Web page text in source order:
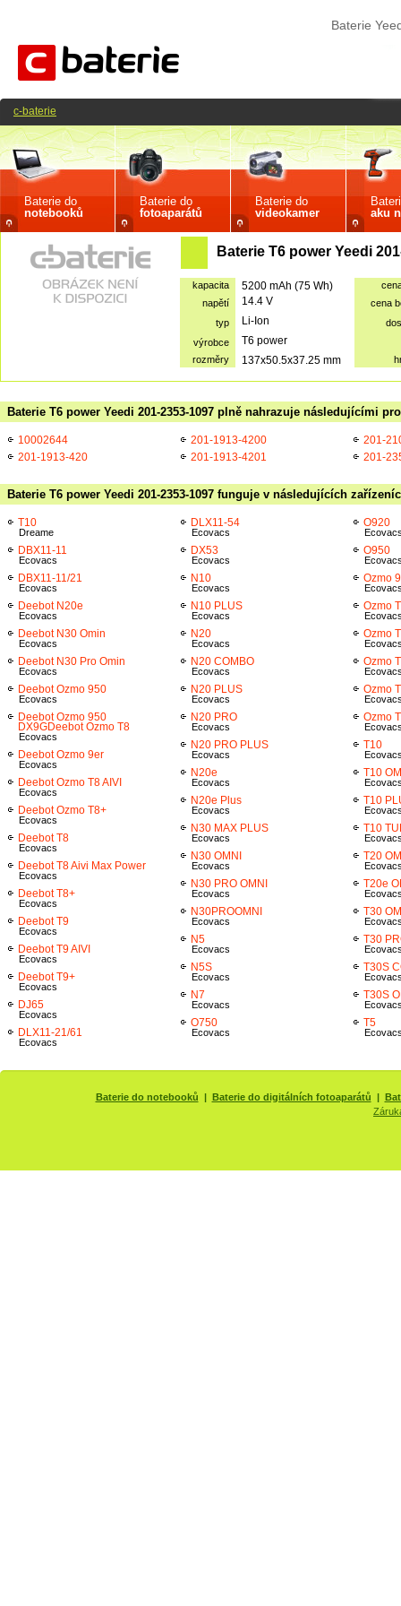
Baterie
Baterie do
notebooků
Baterie do
fotoaparátů
Baterie do
videokamer
aku
Baterie T6 power Yeedi
kapacita 5200 mAh (75 Wh)
napětí
14.4 V
cena
typ
Li-Ion
výrobce
T6 power
rozměry 137x50.5x37.25 mm
Baterie T6 power Yeedi 201-2353-1097 plně nahrazuje následujícími
10002644
201-1913-420
201-1913-4200
201-1913-4201
201-
201-
Baterie T6 power Yeedi 201-2353-1097 funguje v následujících
T10
Dreame
DBX11-11
Ecovacs
DBX11-11/21
Ecovacs
Deebot N20e
Ecovacs
Deebot N30 Omin
Ecovacs
Deebot N30 Pro Omin
Ecovacs
Deebot Ozmo 950
Ecovacs
Deebot Ozmo 950
DX9GDeebot Ozmo T8
Ecovacs
Deebot Ozmo 9er
Ecovacs
Deebot Ozmo T8 AIVI
Ecovacs
Deebot Ozmo T8+
Ecovacs
Deebot T8
Ecovacs
Deebot T8 Aivi Max Power
Ecovacs
Deebot T8+
Ecovacs
Deebot T9
Ecovacs
Deebot T9 AIVI
Ecovacs
Deebot T9+
Ecovacs
DJ65
Ecovacs
DLX11-21/61
Ecovacs
DLX11-54
Ecovacs
DX53
Ecovacs
N10
Ecovacs
N10 PLUS
Ecovacs
N20
Ecovacs
N20 COMBO
Ecovacs
N20 PLUS
Ecovacs
N20 PRO
Ecovacs
N20 PRO PLUS
Ecovacs
N20e
Ecovacs
N20e Plus
Ecovacs
N30 MAX PLUS
Ecovacs
N30 OMNI
Ecovacs
N30 PRO OMNI
Ecovacs
N30PROOMNI
Ecovacs
N5
Ecovacs
N5S
Ecovacs
N7
Ecovacs
O750
Ecovacs
O920
O950
Ozmo
Ozmo
Ozmo
Ozmo
Ozmo
Ozmo
T10
T10
T10
T10
T20
T20e
T30
T30
T30S
T30S
T5
c-baterie
Baterie do notebooků | Baterie do digitálních fotoaparátů |